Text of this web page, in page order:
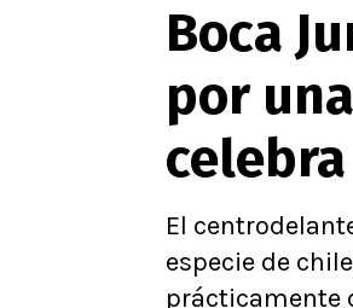
U de Chile
U Católica
Campeonato
Primera B
Segunda
Copa Chile
Supercopa
Campeonato
Boca
por
El
especie de
prácticamente